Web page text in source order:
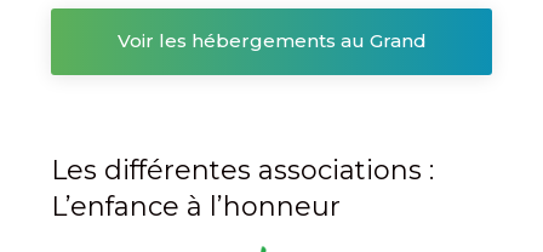
Voir les hébergements au Grand
Les différentes associations :
L’enfance à l’honneur